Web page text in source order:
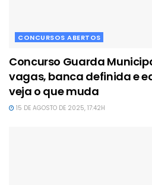
CONCURSOS ABERTOS
Concurso Guarda
vagas, banca definida e
veja o que muda
15 DE AGOSTO DE 2025, 17:42H